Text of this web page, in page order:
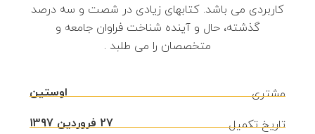
کاربردی می باشد. کتابهای زیادی در شصت و سه درصد
گذشته، حال و آینده شناخت فراوان جامعه و
متخصصان را می طلبد .
مشتری اوستین
تاریخ تکمیل 27 فروردین 1397